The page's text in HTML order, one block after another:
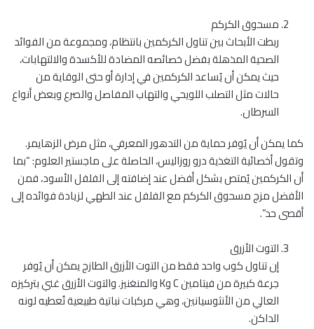
مسحوق الكركم
ربطت الأبحاث بين تناول الكركمين بانتظام، ومجموعة من الفوائد
الصحية المذهلة بفضل خصائصه المضادة للأكسدة والالتهابات،
حيث يمكن أن يُساعد الكركمين في إدارة أو حتى الوقاية من
حالات مثل التصلب اللويحي والتهاب المفاصل والصرع وبعض أنواع
السرطان.
كما يمكن أن يُوفر حماية من التدهور المعرفي، مثل مرض الزهايمر.
وتقول أخصائية التغذية درو روزاليس، الحاصلة على ماجستير العلوم: “بما
أن الكركمين يُمتص بشكل أفضل عند إضافته إلى الفلفل الأسود، فمن
الأفضل مزج مسحوق الكركم مع الفلفل عند الطهي لزيادة فوائده إلى
أقصى حد”.
التوت الأزرق
إن تناول كوب واحد فقط من التوت الأزرق الطازج يمكن أن يُوفر
جرعة كبيرة من فيتامين C وK والمنغنيز. والتوت الأزرق غني بتركيزه
العالي من الأنثوسيانين، وهي مركبات نباتية طبيعية تُعطيه لونه
الداكن.